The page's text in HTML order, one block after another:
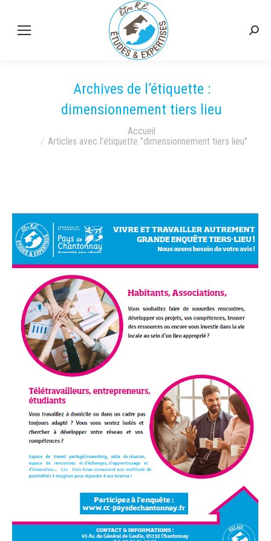
Archives de l’étiquette :
dimensionnement tiers lieu
Accueil
Articles avec l’étiquette "dimensionnement tiers lieu"